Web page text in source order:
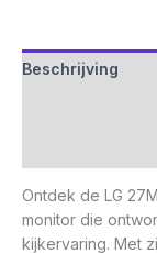
Beschrijving
Ontdek de LG
monitor die
kijkervaring. Met